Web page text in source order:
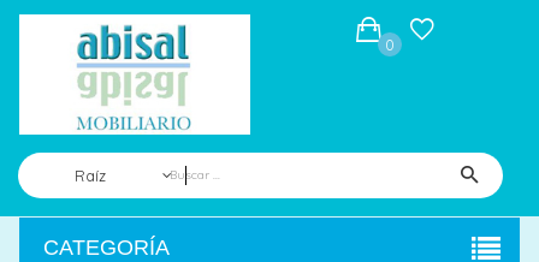
Raíz
0
CATEGORÍA